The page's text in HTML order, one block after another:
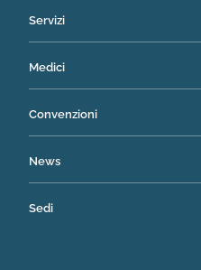
Servizi
Medici
Convenzioni
News
Sedi